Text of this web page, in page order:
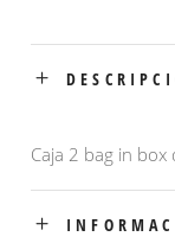
de
Forzudo
Rojo
quantity
Caja 2 bag in